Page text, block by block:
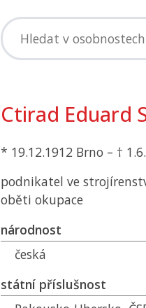
Ctirad Eduard
* 19.12.1912 Brno – †
podnikatel ve
oběti okupace
národnost
česká
státní příslušnost